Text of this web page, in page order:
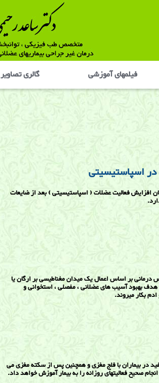
فيلمهای آموزشی گالری تصاوير
اسپاستیسیتی
افزایش فعالیت عضلات ( اسپاستیسیتی ) بعد از ضایعات
درمانی بر اساس اعمال یک میدان مغناطیسی بر ارگان یا
بهبود آسیب های عضلانی ، مفصلی ، استخوانی و
بکار میروند.
در بیماران با فلج مغزی و همچنین پس از سکته مغزی می
صحیح فعالیتهای روزانه را به بیمار آموزش خواهد داد.